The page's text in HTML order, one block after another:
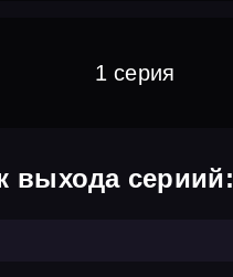
1 серия
выхода сериий: